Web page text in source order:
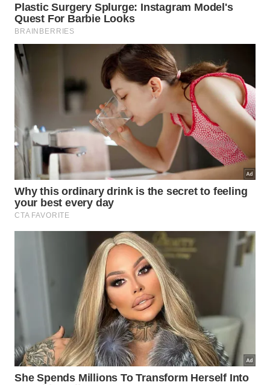
O vapor aprisionado na panela de pressão eleva a
temperatura e acelera o cozimento dos alimentos. –
Imagem gerada por IA
Para evitar acidentes graves e danos estruturais no
equipamento, os fabricantes recomendam respeitar
o limite máximo de volume interno. As regras gerais
de manuseio seguro determinam restrições
específicas para o preenchimento seguro dos
ingredientes conforme oscuidados fundamentais
abaixo.
Não ultrapassar o limite de dois terços da
capacidade total máxima da panela.
Limitar o preenchimento até a metade do espaço
para grãos que geram espuma.
Limpar minuciosamente todos os canais de
exaustão após cada utilização do equipamento.